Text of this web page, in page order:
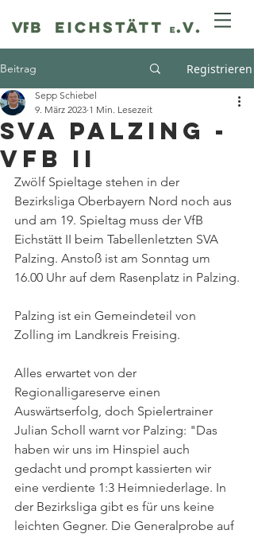
Beitrag Registrieren
SVA Palzing -
VfB II
Sepp Schiebel
9. März 2023 1 Min. Lesezeit
Zwölf Spieltage stehen in der
Bezirksliga Oberbayern Nord noch aus
und am 19. Spieltag muss der VfB
Eichstätt II beim Tabellenletzten SVA
Palzing. Anstoß ist am Sonntag um
16.00 Uhr auf dem Rasenplatz in Palzing.
Palzing ist ein Gemeindeteil von
Zolling im Landkreis Freising.
Alles erwartet von der
Regionalligareserve einen
Auswärtserfolg, doch Spielertrainer
Julian Scholl warnt vor Palzing: "Das
haben wir uns im Hinspiel auch
gedacht und prompt kassierten wir
eine verdiente 1:3 Heimniederlage. In
der Bezirksliga gibt es für uns keine
leichten Gegner. Die Generalprobe auf